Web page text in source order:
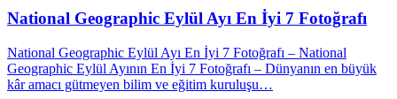
National Geographic Eylül Ayı En İyi 7 Fotoğrafı
National Geographic Eylül Ayı En İyi 7 Fotoğrafı – National
Geographic Eylül Ayının En İyi 7 Fotoğrafı – Dünyanın en büyük
kâr amacı gütmeyen bilim ve eğitim kuruluşu…